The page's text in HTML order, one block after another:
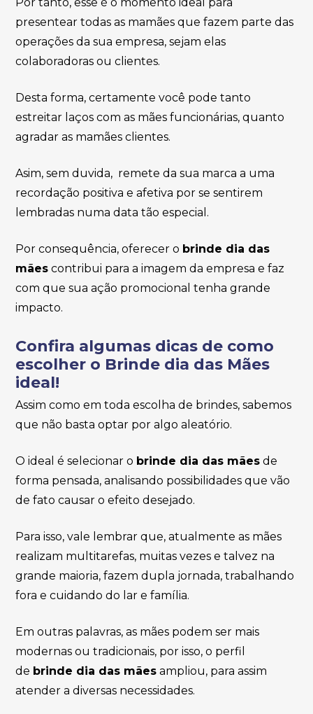
Por tanto, esse é o momento ideal para
presentear todas as mamães que fazem parte das
operações da sua empresa, sejam elas
colaboradoras ou clientes.
Desta forma, certamente você pode tanto
estreitar laços com as mães funcionárias, quanto
agradar as mamães clientes.
Asim, sem duvida, remete da sua marca a uma
recordação positiva e afetiva por se sentirem
lembradas numa data tão especial.
Por consequência, oferecer o brinde dia das
mães contribui para a imagem da empresa e faz
com que sua ação promocional tenha grande
impacto.
Confira algumas dicas de como
escolher o Brinde dia das Mães
ideal!
Assim como em toda escolha de brindes, sabemos
que não basta optar por algo aleatório.
O ideal é selecionar o brinde dia das mães de
forma pensada, analisando possibilidades que vão
de fato causar o efeito desejado.
Para isso, vale lembrar que, atualmente as mães
realizam multitarefas, muitas vezes e talvez na
grande maioria, fazem dupla jornada, trabalhando
fora e cuidando do lar e família.
Em outras palavras, as mães podem ser mais
modernas ou tradicionais, por isso, o perfil
de brinde dia das mães ampliou, para assim
atender a diversas necessidades.